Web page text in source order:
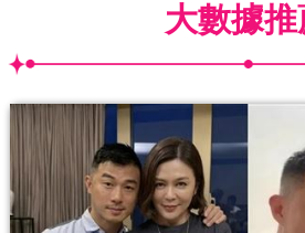
大數據推